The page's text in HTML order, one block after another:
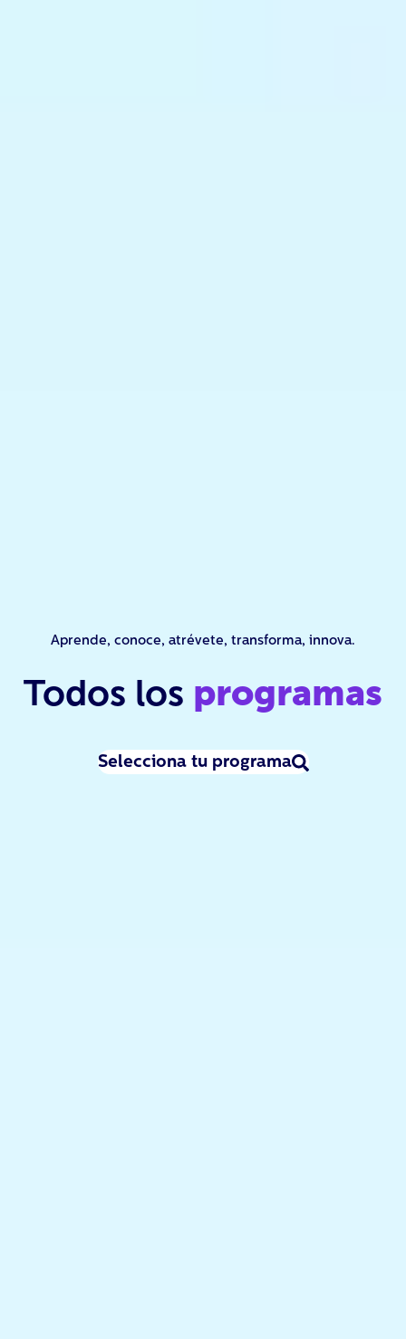
Aprende, conoce, atrévete, transforma, innova.
Todos los programas
Selecciona tu programa